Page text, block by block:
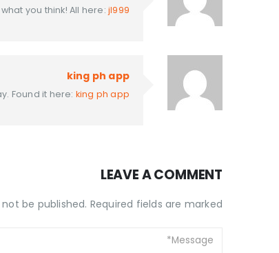
you think! All here: jl999
king ph app
Found it here: king ph app
LEAVE A COMMENT
be published. Required fields are marked *